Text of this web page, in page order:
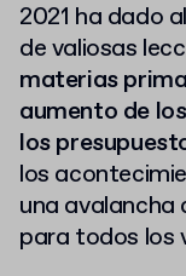
2021 ha dado
de valiosas
materias
aumento de
los
los
una avalancha
para todos los